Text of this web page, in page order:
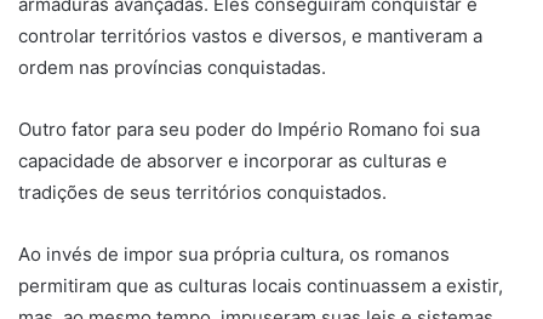
controlar territórios vastos e diversos, e mantiveram a
ordem nas províncias conquistadas.
Outro fator para seu poder do Império Romano foi sua
capacidade de absorver e incorporar as culturas e
tradições de seus territórios conquistados.
Ao invés de impor sua própria cultura, os romanos
permitiram que as culturas locais continuassem a existir,